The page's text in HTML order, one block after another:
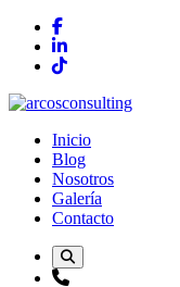
Saltar
contenido
Consultoría
Inicio
Blog
Nosotros
Galería
Contacto